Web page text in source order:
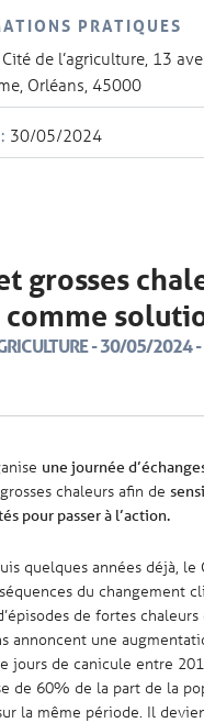
PRATIQUES
Cité de l’agriculture, 13
Orléans, 45000
30/05/2024
grosses
- 30/05/2024
une journée
chaleurs afin de
pour passer à l’action.
quelques années déjà, le
du changement
de fortes chaleurs
annoncent une
jours de canicule entre
de 60% de la part de la
la même période. Il